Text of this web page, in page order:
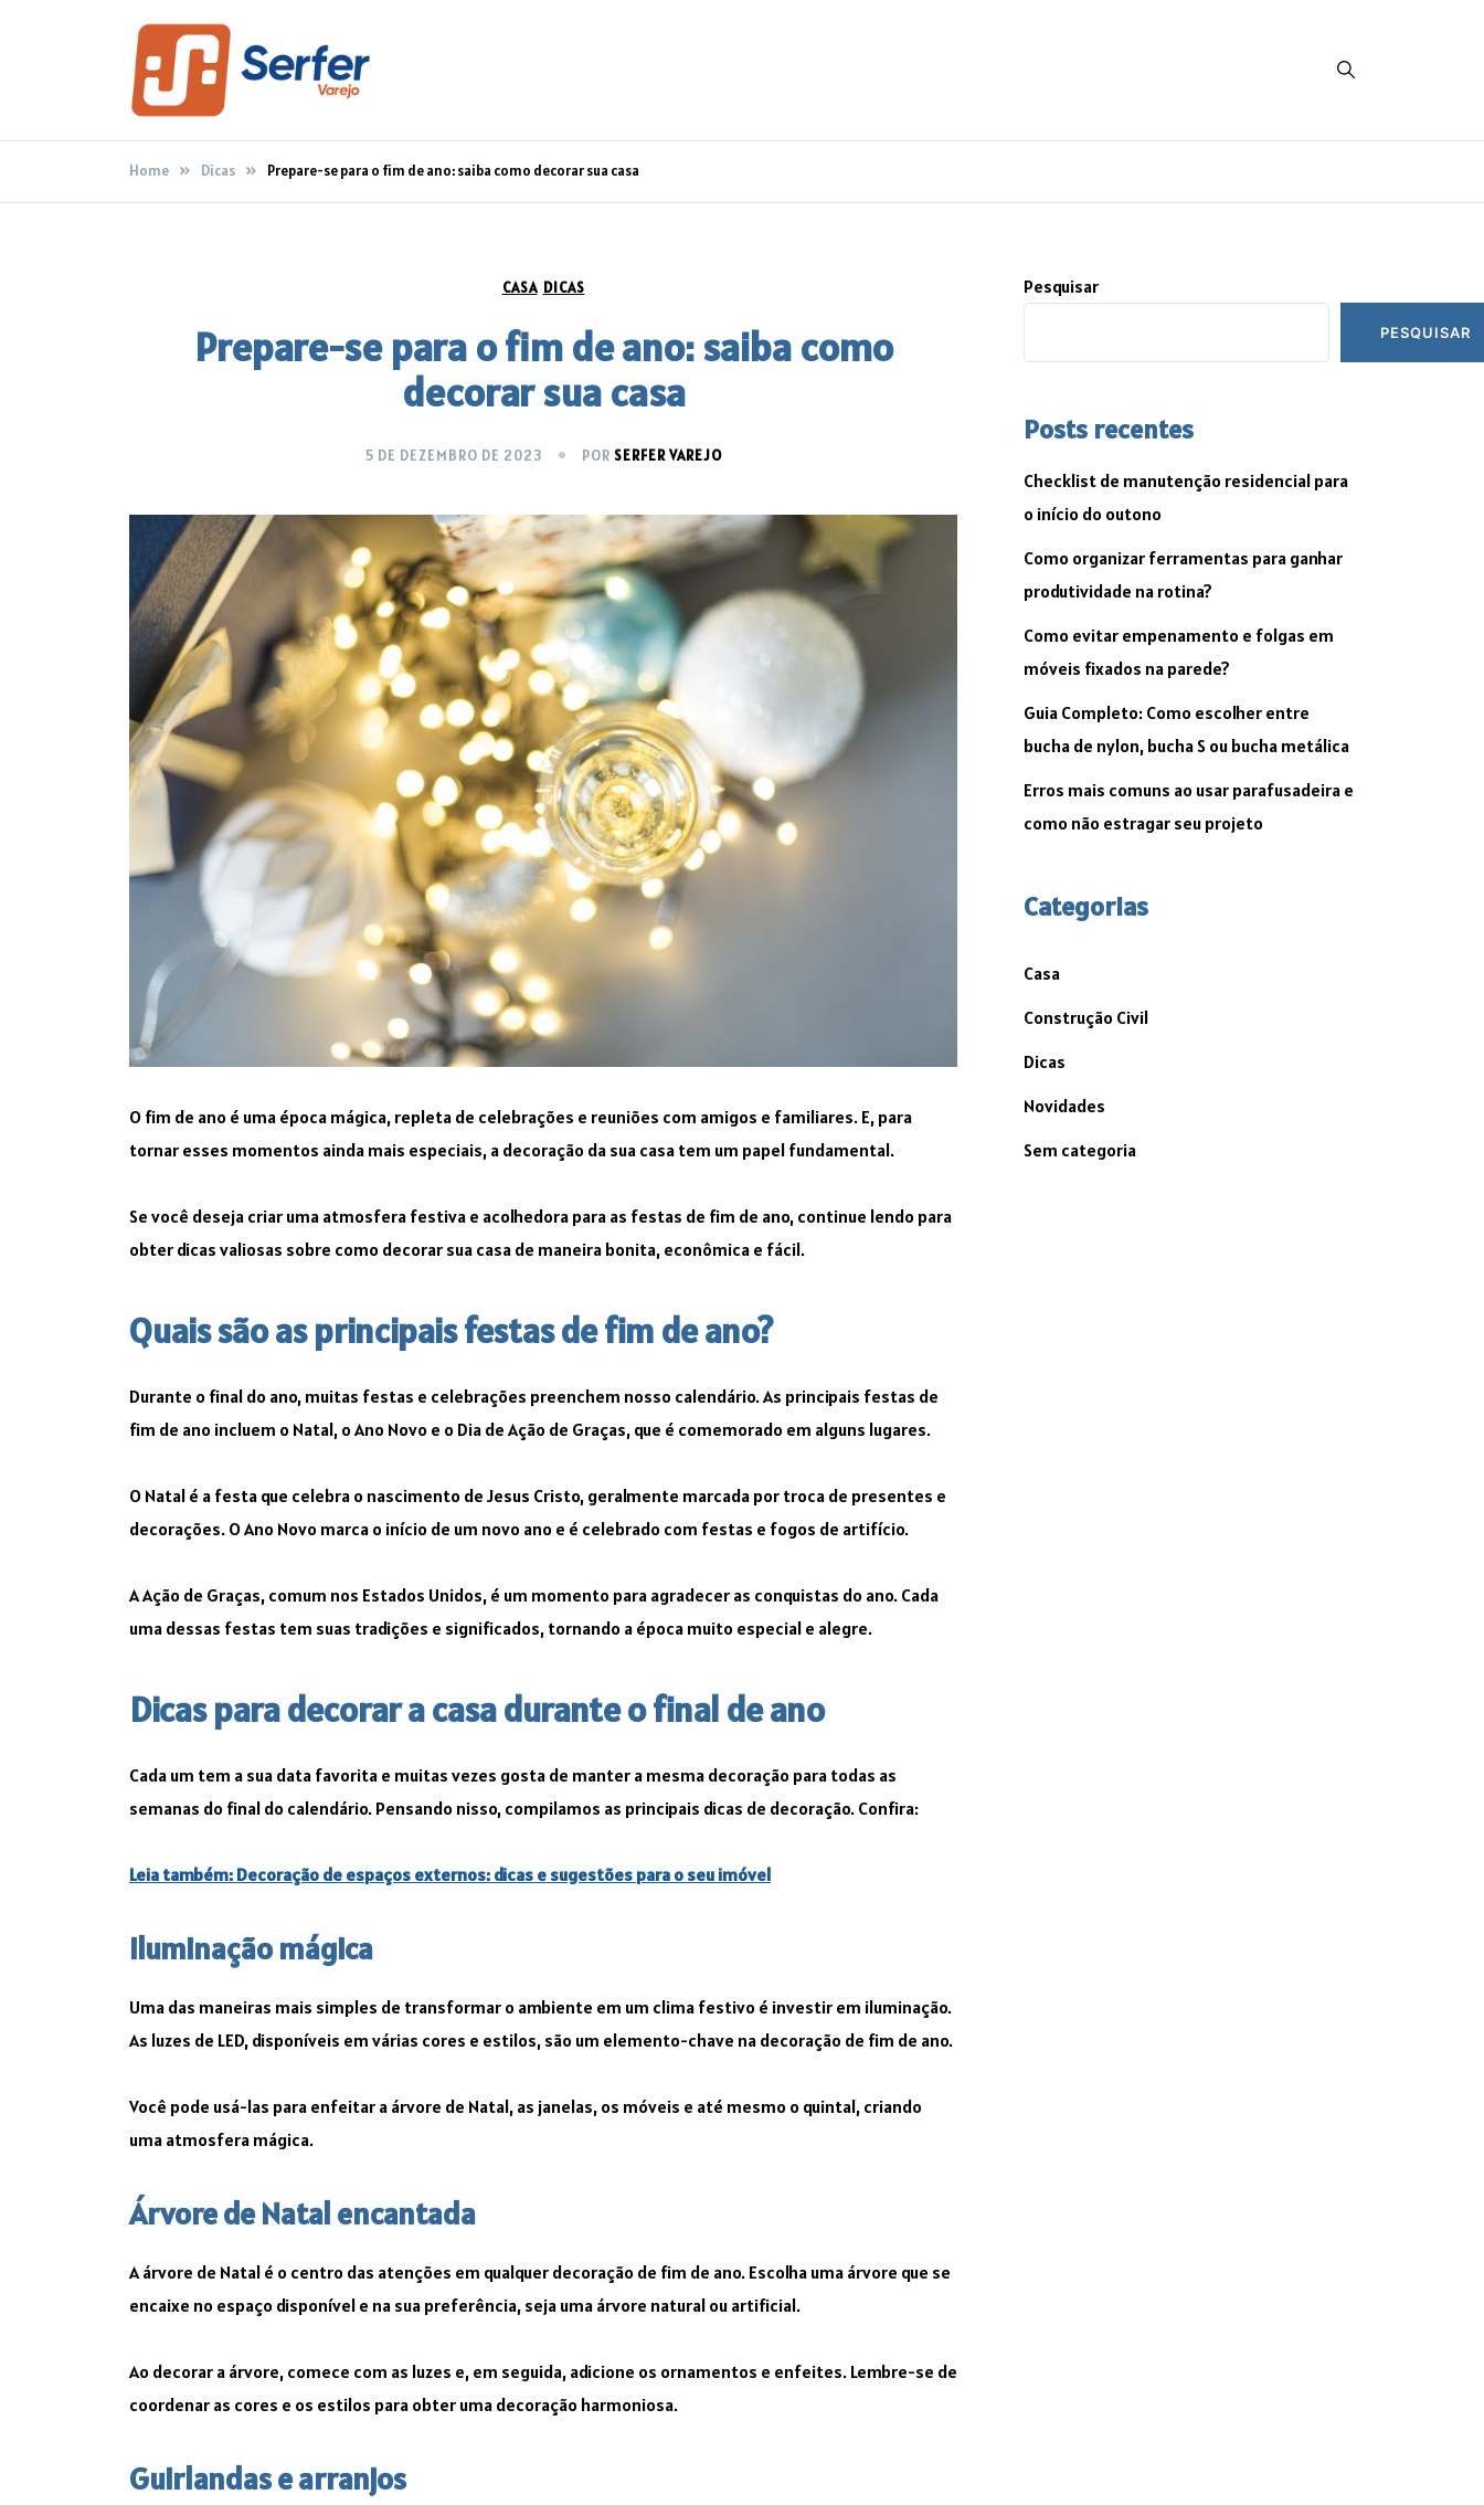
Blog Serfer Varejo
Home Dicas Prepare-se para o fim de ano: saiba como decorar sua casa
CASA DICAS
Prepare-se para o fim de ano: saiba como
decorar sua casa
5 DE DEZEMBRO DE 2023 POR SERFER VAREJO
O fim de ano é uma época mágica, repleta de celebrações e reuniões com amigos e familiares. E, para
tornar esses momentos ainda mais especiais, a decoração da sua casa tem um papel fundamental.
Se você deseja criar uma atmosfera festiva e acolhedora para as festas de fim de ano, continue lendo para
obter dicas valiosas sobre como decorar sua casa de maneira bonita, econômica e fácil.
Quais são as principais festas de fim de ano?
Durante o final do ano, muitas festas e celebrações preenchem nosso calendário. As principais festas de
fim de ano incluem o Natal, o Ano Novo e o Dia de Ação de Graças, que é comemorado em alguns lugares.
O Natal é a festa que celebra o nascimento de Jesus Cristo, geralmente marcada por troca de presentes e
decorações. O Ano Novo marca o início de um novo ano e é celebrado com festas e fogos de artifício.
A Ação de Graças, comum nos Estados Unidos, é um momento para agradecer as conquistas do ano. Cada
uma dessas festas tem suas tradições e significados, tornando a época muito especial e alegre.
Dicas para decorar a casa durante o final de ano
Cada um tem a sua data favorita e muitas vezes gosta de manter a mesma decoração para todas as
semanas do final do calendário. Pensando nisso, compilamos as principais dicas de decoração. Confira:
Leia também: Decoração de espaços externos: dicas e sugestões para o seu imóvel
Iluminação mágica
Uma das maneiras mais simples de transformar o ambiente em um clima festivo é investir em iluminação.
As luzes de LED, disponíveis em várias cores e estilos, são um elemento-chave na decoração de fim de ano.
Você pode usá-las para enfeitar a árvore de Natal, as janelas, os móveis e até mesmo o quintal, criando
uma atmosfera mágica.
Árvore de Natal encantada
A árvore de Natal é o centro das atenções em qualquer decoração de fim de ano. Escolha uma árvore que se
encaixe no espaço disponível e na sua preferência, seja uma árvore natural ou artificial.
Ao decorar a árvore, comece com as luzes e, em seguida, adicione os ornamentos e enfeites. Lembre-se de
coordenar as cores e os estilos para obter uma decoração harmoniosa.
Guirlandas e arranjos
Pesquisar
PESQUISAR
Posts recentes
Checklist de manutenção residencial para
o início do outono
Como organizar ferramentas para ganhar
produtividade na rotina?
Como evitar empenamento e folgas em
móveis fixados na parede?
Guia Completo: Como escolher entre
bucha de nylon, bucha S ou bucha metálica
Erros mais comuns ao usar parafusadeira e
como não estragar seu projeto
Categorias
Casa
Construção Civil
Dicas
Novidades
Sem categoria